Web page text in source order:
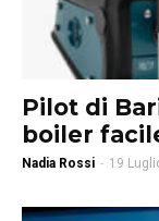
Pilot di
boiler
Nadia Rossi - 19